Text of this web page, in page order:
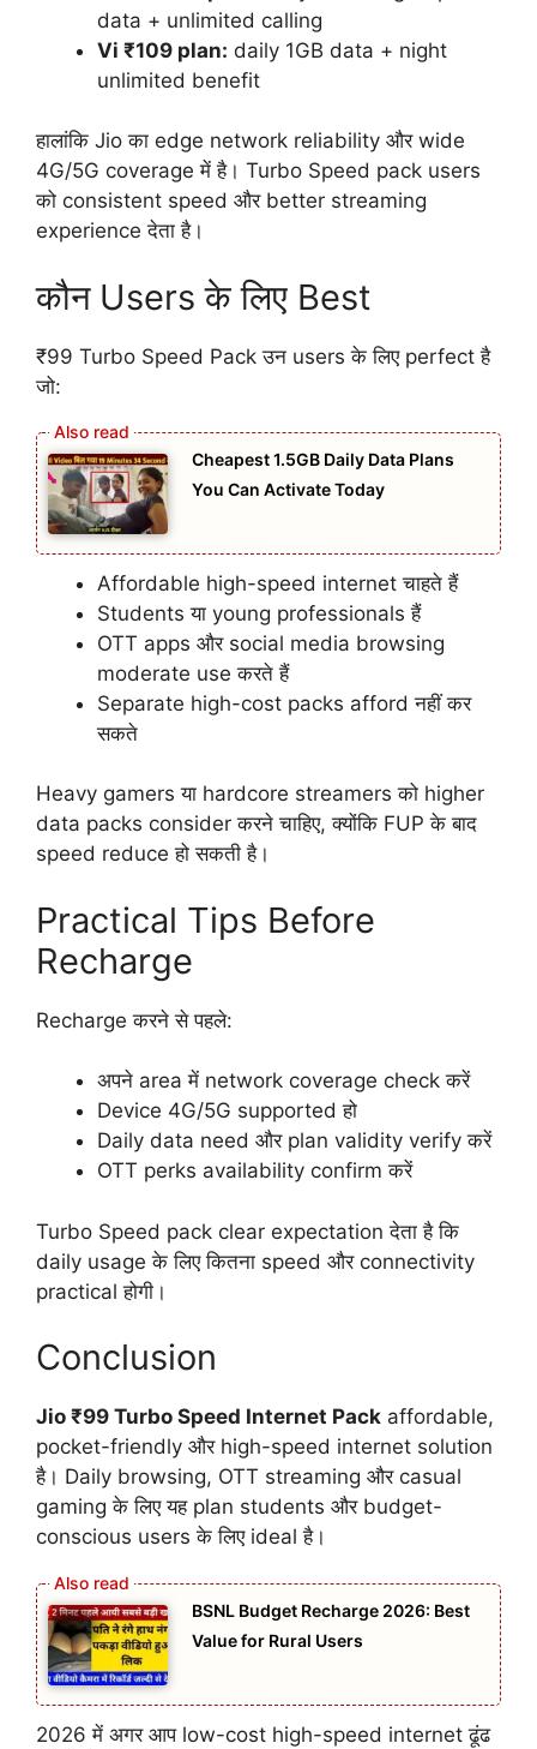
data + unlimited calling
Vi ₹109 plan: daily 1GB data + night
unlimited benefit
हालांकि Jio का edge network reliability और wide
4G/5G coverage में है। Turbo Speed pack users
को consistent speed और better streaming
experience देता है।
कौन Users के लिए Best
₹99 Turbo Speed Pack उन users के लिए perfect है
जो:
Cheapest 1.5GB Daily Data Plans
You Can Activate Today
Affordable high-speed internet चाहते हैं
Students या young professionals हैं
OTT apps और social media browsing
moderate use करते हैं
Separate high-cost packs afford नहीं कर
सकते
Heavy gamers या hardcore streamers को higher
data packs consider करने चाहिए, क्योंकि FUP के बाद
speed reduce हो सकती है।
Practical Tips Before
Recharge
Recharge करने से पहले:
अपने area में network coverage check करें
Device 4G/5G supported हो
Daily data need और plan validity verify करें
OTT perks availability confirm करें
Turbo Speed pack clear expectation देता है कि
daily usage के लिए कितना speed और connectivity
practical होगी।
Conclusion
Jio ₹99 Turbo Speed Internet Pack affordable,
pocket-friendly और high-speed internet solution
है। Daily browsing, OTT streaming और casual
gaming के लिए यह plan students और budget-
conscious users के लिए ideal है।
BSNL Budget Recharge 2026: Best
Value for Rural Users
2026 में अगर आप low-cost high-speed internet ढूंढ